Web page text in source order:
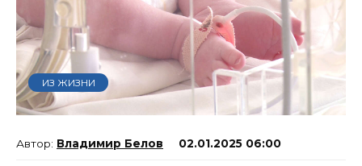
ИЗ ЖИЗНИ
Владимир Белов 02.01.2025 06:00